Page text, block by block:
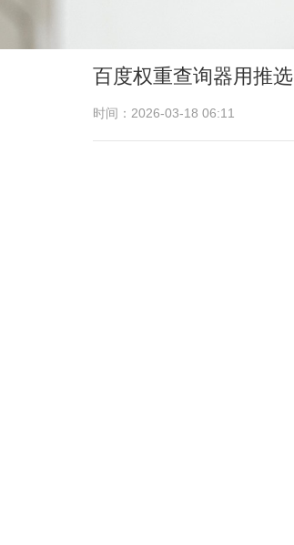
百度权重查询器用推选
时间：2026-03-18 06:11